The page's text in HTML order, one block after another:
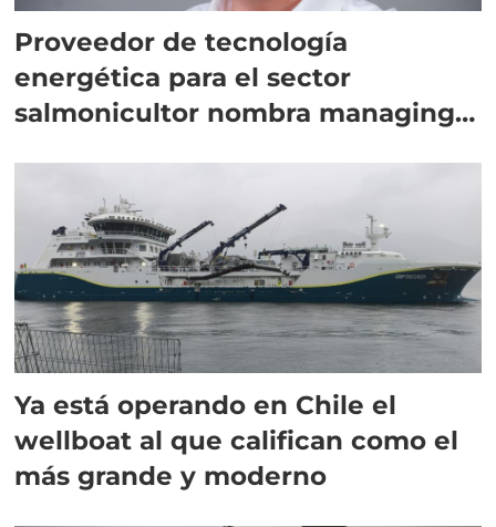
Proveedor de tecnología
energética para el sector
salmonicultor nombra managing
Ya está operando en Chile el
wellboat al que califican como el
más grande y moderno